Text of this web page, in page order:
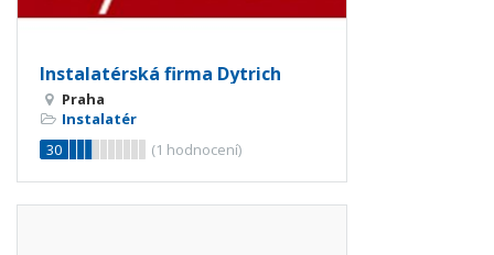
Instalatérská firma Dytrich
Praha
Instalatér
30
(1 hodnocení)